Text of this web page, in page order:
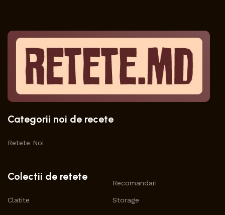
Categorii noi de recete
Retete Noi
Colectii de retete
Clatite
Recomandari
Storage